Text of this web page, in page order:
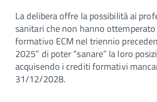
La delibera offre la possibilità ai
sanitari che non hanno
formativo ECM nel triennio
2025” di poter “sanare” la loro
acquisendo i crediti formativi
31/12/2028.